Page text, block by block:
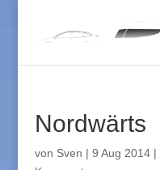
Nordwärts
von Sven | 9 Aug 2014|